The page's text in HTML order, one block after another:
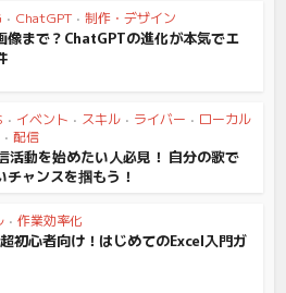
• ChatGPT • 制作・デザイン
像まで？ChatGPTの進化が本気でエ
• イベント • スキル • ライバー • ローカル
• 配信
活動を始めたい人必見！ 自分の歌で
チャンスを掴もう！
• 作業効率化
初心者向け！はじめてのExcel入門ガ